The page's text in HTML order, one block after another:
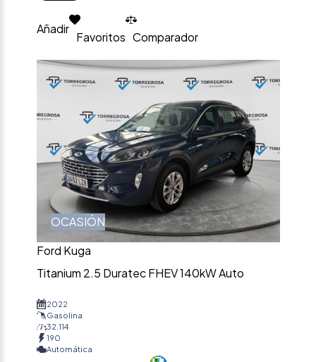
Añadir
Favoritos Comparador
OCASIÓN
Ford Kuga
Titanium 2.5 Duratec FHEV 140kW Auto
2022
Gasolina
32.114
190
Automática